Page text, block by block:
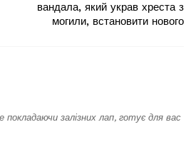
вандала, який украв хреста з
могили, встановити нового
покладаючи залізних лап, готує для вас